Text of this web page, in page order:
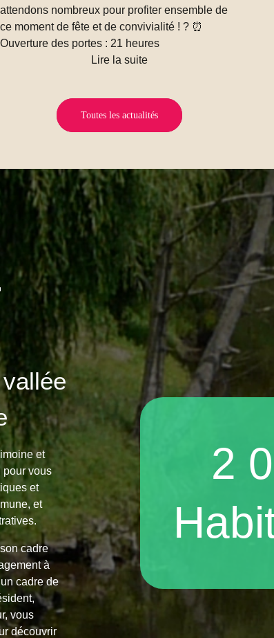
attendons nombreux pour profiter ensemble de
ce moment de fête et de convivialité ! ? ⏰
Ouverture des portes : 21 heures
Toutes les actualités
et
pour vous
et
et
cadre
à
cadre de
vous
découvrir
2